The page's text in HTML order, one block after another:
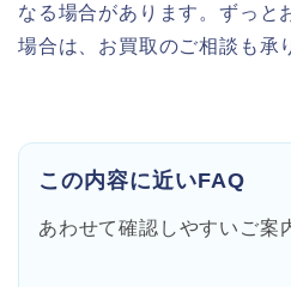
なる場合があります。ずっと
場合は、お買取のご相談も承
この内容に近いFAQ
あわせて確認しやすいご案